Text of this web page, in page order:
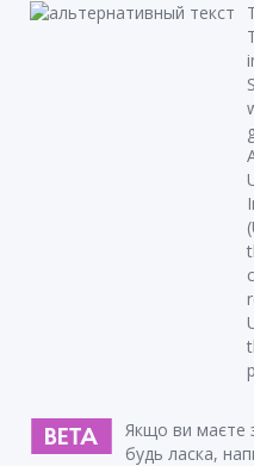
Якщо ви маєте
будь ласка,